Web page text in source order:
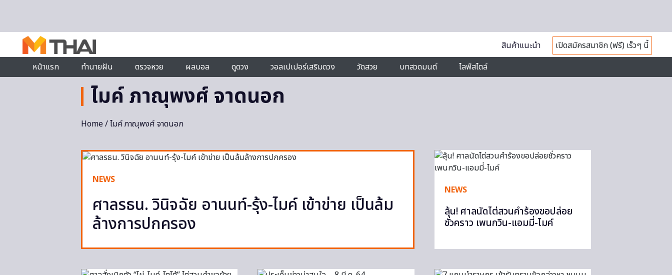
สินค้าแนะนำ
เปิดสมัครสมาชิก (ฟรี) เร็วๆ นี้
หน้าแรก
ทำนายฝัน ตรวจหวย ผลบอล ดูดวง วอลเปเปอร์เสริมดวง วัดสวย บทสวดมนต์ ไลฟ์สไตล์
ไมค์ ภาณุพงศ์ จาดนอก
Home/ ไมค์ ภาณุพงศ์ จาดนอก
NEWS
ศาลรธน. วินิจฉัย อานนท์-รุ้ง-ไมค์ เข้าข่าย เป็นล้ม
ล้างการปกครอง
NEWS
ลุ้น! ศาลนัดไต่สวนคำร้องขอปล่อย
ชั่วคราว เพนกวิน-แอมมี่-ไมค์